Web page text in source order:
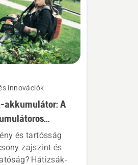
innovációk
akkumulátor: A
forradalma
és tartósság
zajszint és
Hátizsák-